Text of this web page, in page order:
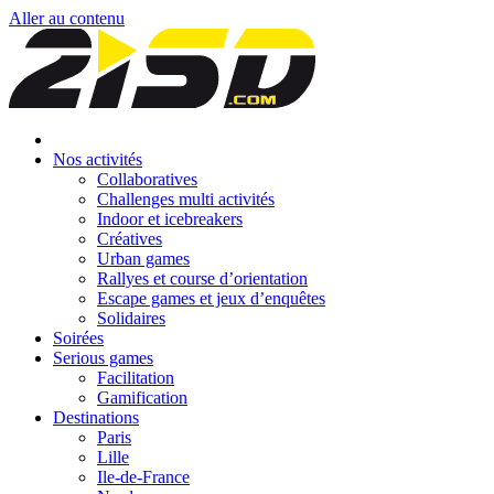
Aller au contenu
Nos activités
Collaboratives
Challenges multi activités
Indoor et icebreakers
Créatives
Urban games
Rallyes et course d’orientation
Escape games et jeux d’enquêtes
Solidaires
Soirées
Serious games
Facilitation
Gamification
Destinations
Paris
Lille
Ile-de-France